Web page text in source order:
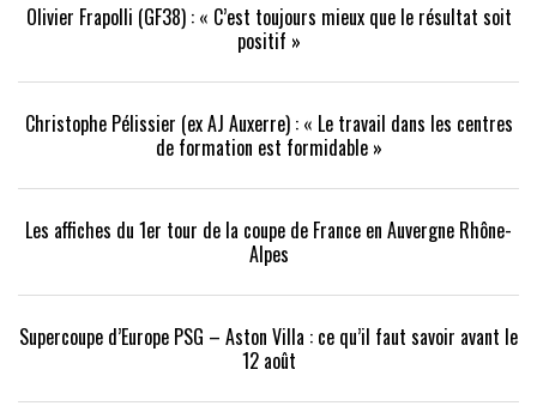
Olivier Frapolli (GF38) : « C’est toujours mieux que le résultat soit
positif »
Christophe Pélissier (ex AJ Auxerre) : « Le travail dans les centres
de formation est formidable »
Les affiches du 1er tour de la coupe de France en Auvergne Rhône-
Alpes
Supercoupe d’Europe PSG – Aston Villa : ce qu’il faut savoir avant le
12 août